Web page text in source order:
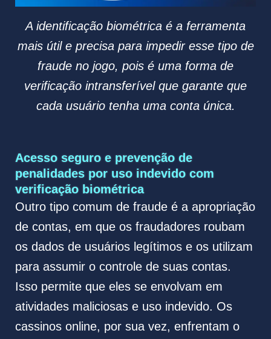
A identificação biométrica é a ferramenta
mais útil e precisa para impedir esse tipo de
fraude no jogo, pois é uma forma de
verificação intransferível que garante que
cada usuário tenha uma conta única.
Acesso seguro e prevenção de
penalidades por uso indevido com
verificação biométrica
Outro tipo comum de fraude é a apropriação
de contas, em que os fraudadores roubam
os dados de usuários legítimos e os utilizam
para assumir o controle de suas contas.
Isso permite que eles se envolvam em
atividades maliciosas e uso indevido. Os
cassinos online, por sua vez, enfrentam o